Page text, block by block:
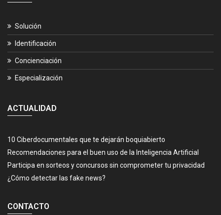
Solución
Identificación
Concienciación
Especialización
ACTUALIDAD
10 Ciberdocumentales que te dejarán boquiabierto
Recomendaciones para el buen uso de la Inteligencia Artificial
Participa en sorteos y concursos sin comprometer tu privacidad
¿Cómo detectar las fake news?
CONTACTO